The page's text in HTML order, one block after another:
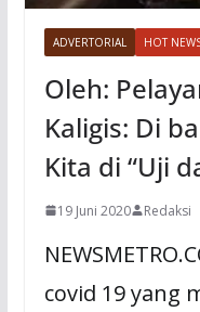
ADVERTORIAL HOT
Oleh:
Kaligis: Di
Kita di “Uji
19 Juni 2020 Redaksi
covid 19 yang